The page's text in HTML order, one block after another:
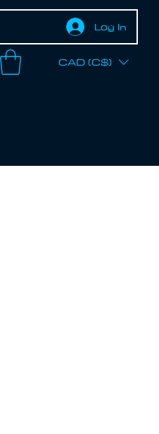
Log In
CAD (C$)